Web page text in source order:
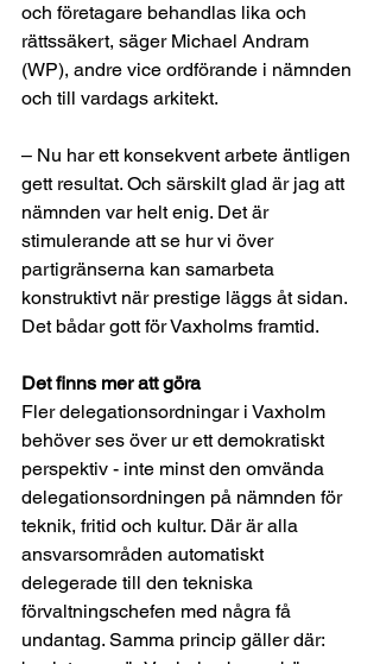
och företagare behandlas lika och
rättssäkert, säger Michael Andram
(WP), andre vice ordförande i nämnden
och till vardags arkitekt.
– Nu har ett konsekvent arbete äntligen
gett resultat. Och särskilt glad är jag att
nämnden var helt enig. Det är
stimulerande att se hur vi över
partigränserna kan samarbeta
konstruktivt när prestige läggs åt sidan.
Det bådar gott för Vaxholms framtid.
Det finns mer att göra
Fler delegationsordningar i Vaxholm
behöver ses över ur ett demokratiskt
perspektiv - inte minst den omvända
delegationsordningen på nämnden för
teknik, fritid och kultur. Där är alla
ansvarsområden automatiskt
delegerade till den tekniska
förvaltningschefen med några få
undantag. Samma princip gäller där: